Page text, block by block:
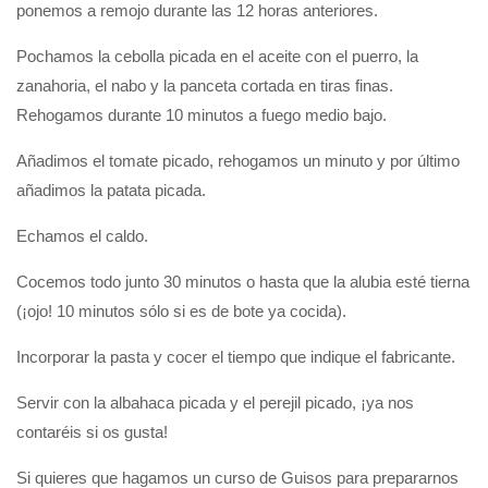
ponemos a remojo durante las 12 horas anteriores.
Pochamos la cebolla picada en el aceite con el puerro, la
zanahoria, el nabo y la panceta cortada en tiras finas.
Rehogamos durante 10 minutos a fuego medio bajo.
Añadimos el tomate picado, rehogamos un minuto y por último
añadimos la patata picada.
Echamos el caldo.
Cocemos todo junto 30 minutos o hasta que la alubia esté tierna
(¡ojo! 10 minutos sólo si es de bote ya cocida).
Incorporar la pasta y cocer el tiempo que indique el fabricante.
Servir con la albahaca picada y el perejil picado, ¡ya nos
contaréis si os gusta!
Si quieres que hagamos un curso de Guisos para prepararnos